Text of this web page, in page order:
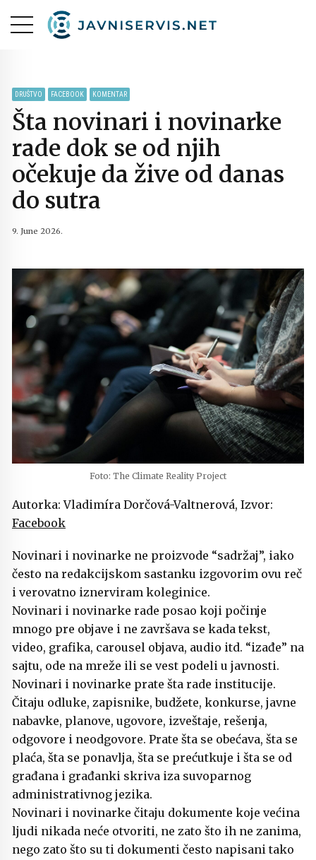
DRUŠTVO FACEBOOK KOMENTAR
Šta novinari i novinarke
rade dok se od njih
očekuje da žive od danas
do sutra
9. June 2026.
Foto: The Climate Reality Project
Autorka: Vladimíra Dorčová-Valtnerová, Izvor:
Facebook
Novinari i novinarke ne proizvode “sadržaj”, iako
često na redakcijskom sastanku izgovorim ovu reč
i verovatno iznerviram koleginice.
Novinari i novinarke rade posao koji počinje
mnogo pre objave i ne završava se kada tekst,
video, grafika, carousel objava, audio itd. “izađe” na
sajtu, ode na mreže ili se vest podeli u javnosti.
Novinari i novinarke prate šta rade institucije.
Čitaju odluke, zapisnike, budžete, konkurse, javne
nabavke, planove, ugovore, izveštaje, rešenja,
odgovore i neodgovore. Prate šta se obećava, šta se
plaća, šta se ponavlja, šta se prećutkuje i šta se od
građana i građanki skriva iza suvoparnog
administrativnog jezika.
Novinari i novinarke čitaju dokumente koje većina
ljudi nikada neće otvoriti, ne zato što ih ne zanima,
nego zato što su ti dokumenti često napisani tako